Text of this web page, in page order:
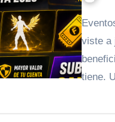
Eventos de recarga Si juegas Free Fire seguramente ya
viste a
tiene.